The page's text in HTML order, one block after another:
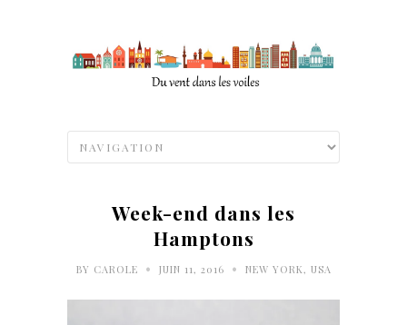
Week-end dans les
Hamptons
BY CAROLE • JUIN 11, 2016 • NEW YORK, USA